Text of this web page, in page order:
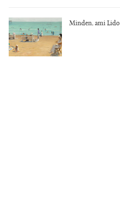
Minden, ami Lido